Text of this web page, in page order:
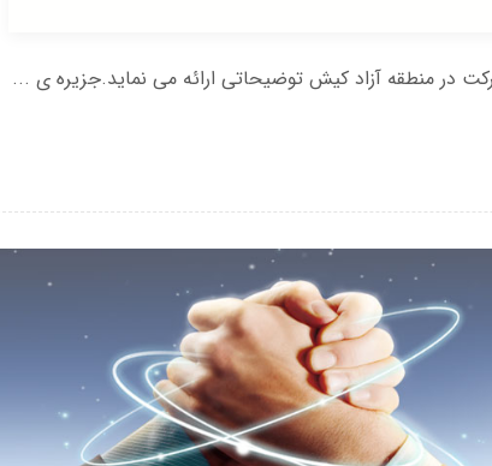
منطقه آزاد کیش توضیحاتی ارائه می نماید.جزیره ی ...